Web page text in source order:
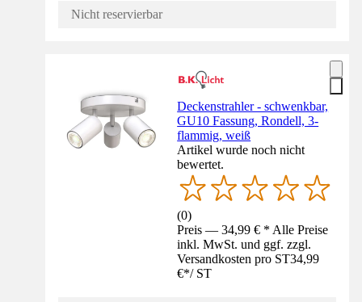
Nicht reservierbar
Deckenstrahler - schwenkbar,
GU10 Fassung, Rondell, 3-
flammig, weiß
Artikel wurde noch nicht
bewertet.
(0)
Preis — 34,99 € * Alle Preise
inkl. MwSt. und ggf. zzgl.
Versandkosten pro ST34,99
€*/ ST